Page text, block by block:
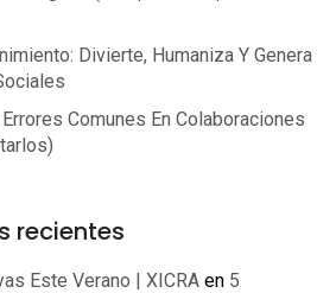
Divierte, Humaniza Y Genera
Comunes En Colaboraciones
recientes
Este Verano | XICRA en 5